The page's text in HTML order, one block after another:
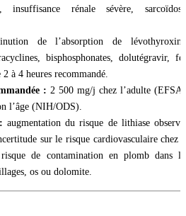
insuffisance rénale sévère,
de l’absorption de
bisphosphonates, dolutégravir,
à 4 heures recommandé.
: 2 500 mg/j chez l’adulte
l’âge (NIH/ODS).
augmentation du risque de lithiase
sur le risque cardiovasculaire chez
risque de contamination en plomb dans
os ou dolomite.